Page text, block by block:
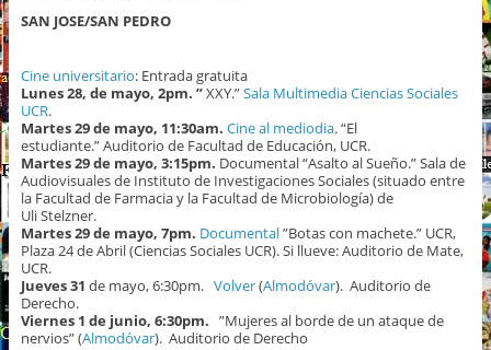
SAN JOSE/SAN PEDRO
Cine universitario: Entrada gratuita
Lunes 28, de mayo, 2pm. ”XXY.”Sala Multimedia Ciencias Sociales
UCR.
Martes 29 de mayo, 11:30am. Cine al mediodia. “El
estudiante.” Auditorio de Facultad de Educación, UCR.
Martes 29 de mayo, 3:15pm. Documental “Asalto al Sueño.” Sala de
Audiovisuales de Instituto de Investigaciones Sociales (situado entre
la Facultad de Farmacia y la Facultad de Microbiología) de
Uli Stelzner.
Martes 29 de mayo, 7pm. Documental”Botas con machete.” UCR,
Plaza 24 de Abril (Ciencias Sociales UCR). Si llueve: Auditorio de Mate,
UCR.
Jueves 31 de mayo, 6:30pm. Volver(Almodóvar). Auditorio de
Derecho.
Viernes 1 de junio, 6:30pm. ”Mujeres al borde de un ataque de
nervios” (Almodóvar). Auditorio de Derecho